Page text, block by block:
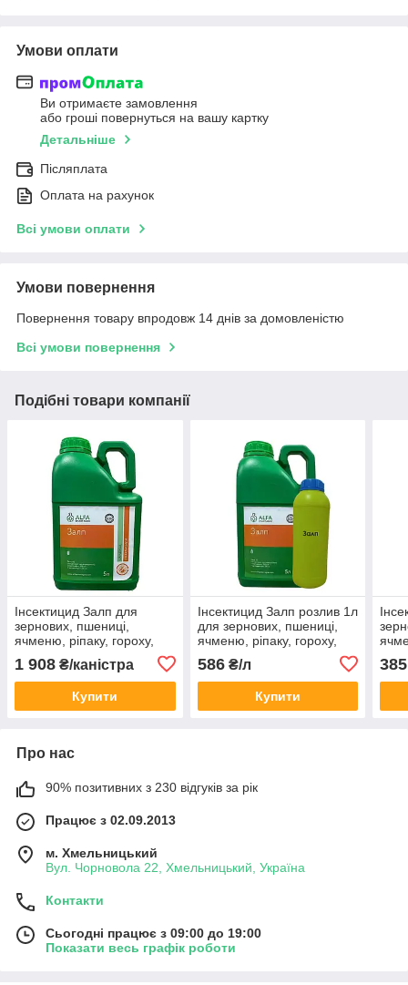
Умови оплати
Ви отримаєте замовлення
або гроші повернуться на вашу картку
Детальніше
Післяплата
Оплата на рахунок
Всі умови оплати
Умови повернення
Повернення товару впродовж 14 днів за домовленістю
Всі умови повернення
Подібні товари компанії
Інсектицид Залп для
зернових, пшениці,
ячменю, ріпаку, гороху,
плодових дерев
1 908 ₴/каністра
Купити
Інсектицид Залп розлив 1л
для зернових, пшениці,
ячменю, ріпаку, гороху,
плодових дерев
586₴/л
Купити
385
Про нас
90% позитивних з 230 відгуків за рік
Працює з 02.09.2013
м. Хмельницький
Вул. Чорновола 22, Хмельницький, Україна
Контакти
Сьогодні працює з 09:00 до 19:00
Показати весь графік роботи